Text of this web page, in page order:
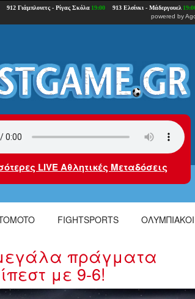
powered by
LIVE Αθλητικές Μεταδόσεις
FIGHTSPORTS ΟΛΥΜΠΙΑΚΟΙ
πράγματα
με 9-6!